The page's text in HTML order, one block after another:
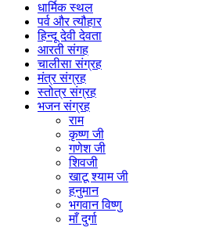
धार्मिक स्थल
पर्व और त्यौहार
हिन्दू देवी देवता
आरती संगह
चालीसा संग्रह
मंत्र संग्रह
स्तोत्र संग्रह
भजन संग्रह
राम
कृष्ण जी
गणेश जी
शिवजी
खाटू श्याम जी
हनुमान
भगवान विष्णु
माँ दुर्गा